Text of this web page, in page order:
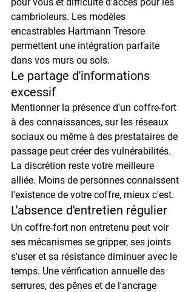
cambrioleurs. Les modèles
encastrables Hartmann Tresore
permettent une intégration parfaite
dans vos murs ou sols.
Le partage d'informations
excessif
Mentionner la présence d'un coffre-fort
à des connaissances, sur les réseaux
sociaux ou même à des prestataires de
passage peut créer des vulnérabilités.
La discrétion reste votre meilleure
alliée. Moins de personnes connaissent
l'existence de votre coffre, mieux c'est.
L'absence d'entretien régulier
Un coffre-fort non entretenu peut voir
ses mécanismes se gripper, ses joints
s'user et sa résistance diminuer avec le
temps. Une vérification annuelle des
serrures, des pênes et de l'ancrage